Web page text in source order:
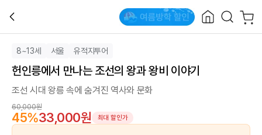
8~13세 서울 유적지투어
헌인릉에서 만나는 조선의 왕과 왕비 이야기
조선 시대 왕릉 속에 숨겨진 역사와 문화
60,000원
45%33,000원 최대 할인가